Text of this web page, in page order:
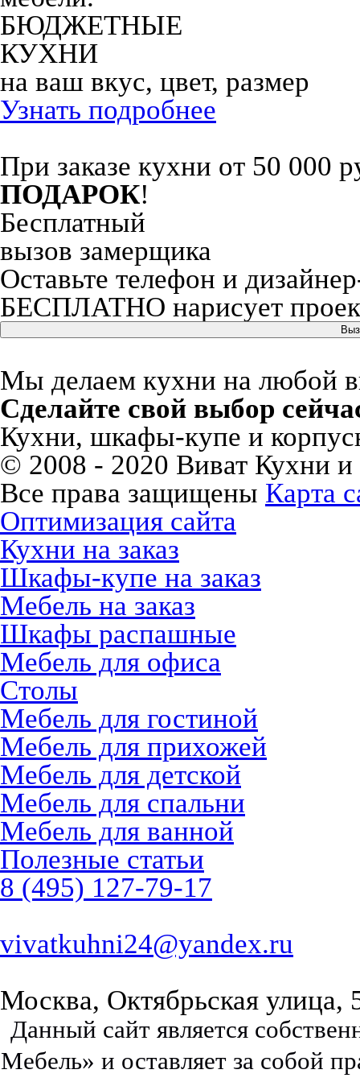
БЮДЖЕТНЫЕ
КУХНИ
на ваш вкус, цвет, размер
Узнать подробнее
При заказе кухни от 50 000
ПОДАРОК!
Бесплатный
вызов замерщика
Оставьте телефон и
БЕСПЛАТНО нарисует
Мы делаем кухни на любой
Сделайте свой выбор
Кухни, шкафы-купе и
© 2008 - 2020 Виват Кухни
Все права защищены Карта
Оптимизация сайта
Кухни на заказ
Шкафы-купе на заказ
Мебель на заказ
Шкафы распашные
Мебель для офиса
Столы
Мебель для гостиной
Мебель для прихожей
Мебель для детской
Мебель для спальни
Мебель для ванной
Полезные статьи
8 (495) 127-79-17
vivatkuhni24@yandex.ru
Москва, Октябрьская улица,
Данный сайт является
Мебель» и оставляет за собой